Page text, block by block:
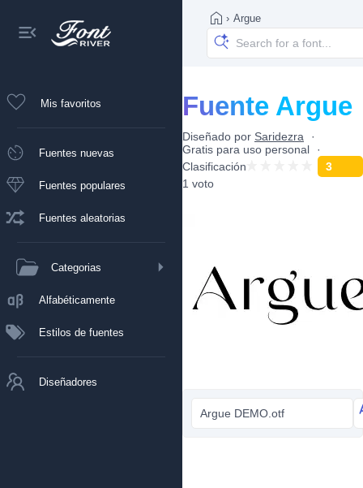
Mis favoritos
Fuentes nuevas
Fuentes populares
Fuentes aleatorias
Categorias
Alfabéticamente
Estilos de fuentes
Diseñadores
› Argue
Fuente Argue
Diseñado por Saridezra
Gratis para uso personal
Clasificación
3
1 voto
Argue DEMO.otf